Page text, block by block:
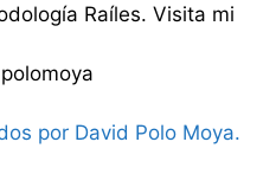
Raíles. Visita mi
por David Polo Moya.